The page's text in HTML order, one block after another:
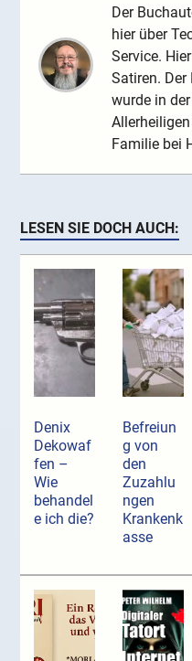
Der
hier über
Service.
Satiren.
wurde in
Familie bei
LESEN SIE DOCH AUCH:
Denix
Dekowaf
fen –
Wie
behandel
e ich die?
Befreiun
g von
den
Zuzahlu
ngen
Krankenk
asse